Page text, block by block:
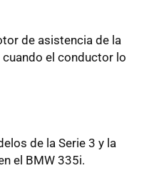
de asistencia de la
el conductor lo
de la Serie 3 y la
el BMW 335i.